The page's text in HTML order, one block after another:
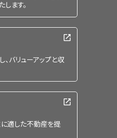
ます。
バリューアップと収
適した不動産を提